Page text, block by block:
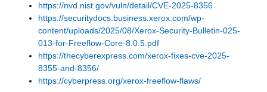
https://nvd.nist.gov/vuln/detail/CVE-2025-8356
https://securitydocs.business.xerox.com/wp-
content/uploads/2025/08/Xerox-Security-Bulletin-025-
013-for-Freeflow-Core-8.0.5.pdf
https://thecyberexpress.com/xerox-fixes-cve-2025-
8355-and-8356/
https://cyberpress.org/xerox-freeflow-flaws/